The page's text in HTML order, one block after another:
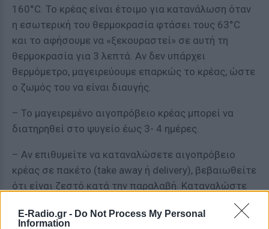
E-Radio.gr - Do Not Process My Personal
Information
160°C. Το κρέας είναι έτοιμο για κατανάλωση όταν
η εσωτερική του θερμοκρασία φτάσει τους 63°C
και το αφήσουμε να «ξεκουραστεί» σε αυτή τη
θερμοκρασία για 3 λεπτά. Αν δεν υπάρχει
θερμόμετρο, μαγειρεύουμε επαρκώς το κρέας, ώστε
ο ζωμός του να είναι διαυγής.
– Το μαγειρεμένο αιγοπρόβειο κρέας μπορεί να
διατηρηθεί στο ψυγείο έως 3- 4 ημέρες.
– Αν επιθυμείτε να καταναλώσετε αιγοπρόβειο
κρέας σε πακέτο (take away ή delivery), βεβαιωθείτε
ότι είναι ζεστό κατά την παραλαβή. Καταναλώστε
το μαγειρεμένο κρέας εντός 2 ωρών (ή 1 ώρας αν η
θερμοκρασία είναι 32°C). Αν δεν πρόκειται να